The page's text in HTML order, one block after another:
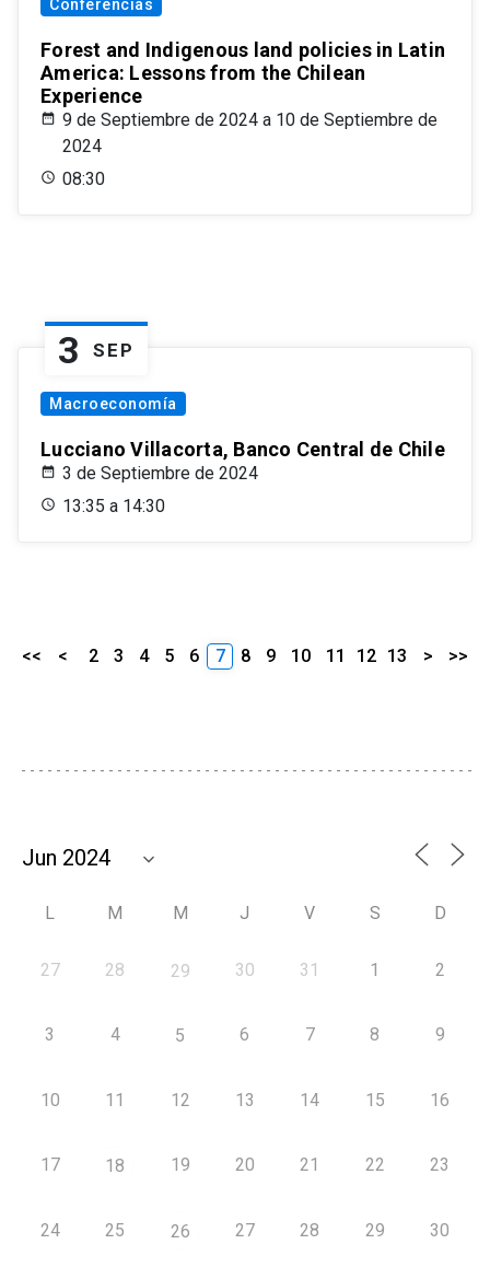
Conferencias
Forest and Indigenous land policies in Latin
America: Lessons from the Chilean
Experience
9 de Septiembre de 2024 a 10 de Septiembre de
2024
08:30
3 SEP
Macroeconomía
Lucciano Villacorta, Banco Central de Chile
3 de Septiembre de 2024
13:35 a 14:30
<< < 2 3 4 5 6 7 8 9 10 11 12 13 > >>
L M M J V S D
27 28 29 30 31 1 2
3 4 5 6 7 8 9
10 11 12 13 14 15 16
17 18 19 20 21 22 23
24 25 26 27 28 29 30